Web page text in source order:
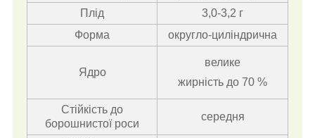
Плід
3,0-3,2 г
Форма
округло-циліндрична
Ядро
велике
жирність до 70 %
Стійкість до
борошнистої роси
середня